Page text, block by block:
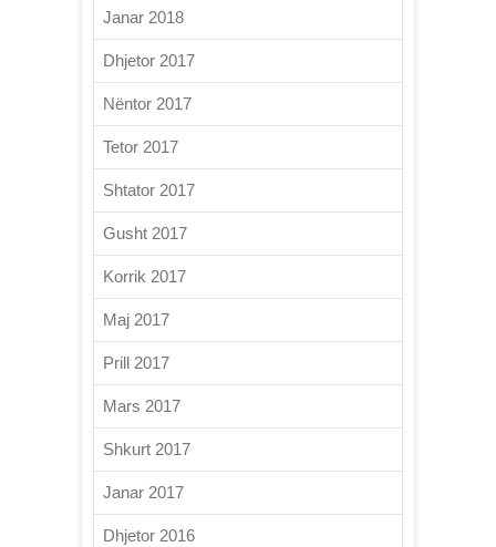
Janar 2018
Dhjetor 2017
Nëntor 2017
Tetor 2017
Shtator 2017
Gusht 2017
Korrik 2017
Maj 2017
Prill 2017
Mars 2017
Shkurt 2017
Janar 2017
Dhjetor 2016